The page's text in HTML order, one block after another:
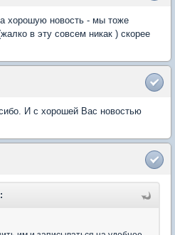
хорошую новость - мы тоже
в эту совсем никак ) скорее
И с хорошей Вас новостью